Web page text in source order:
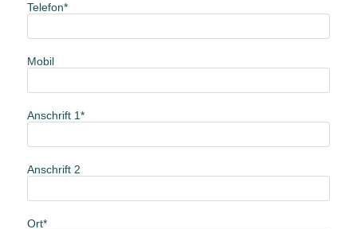
Telefon
Mobil
Anschrift 1
Anschrift 2
Ort